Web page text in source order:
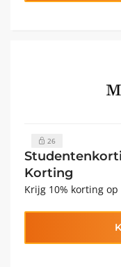
26
Korting
Krijg 10% korting op